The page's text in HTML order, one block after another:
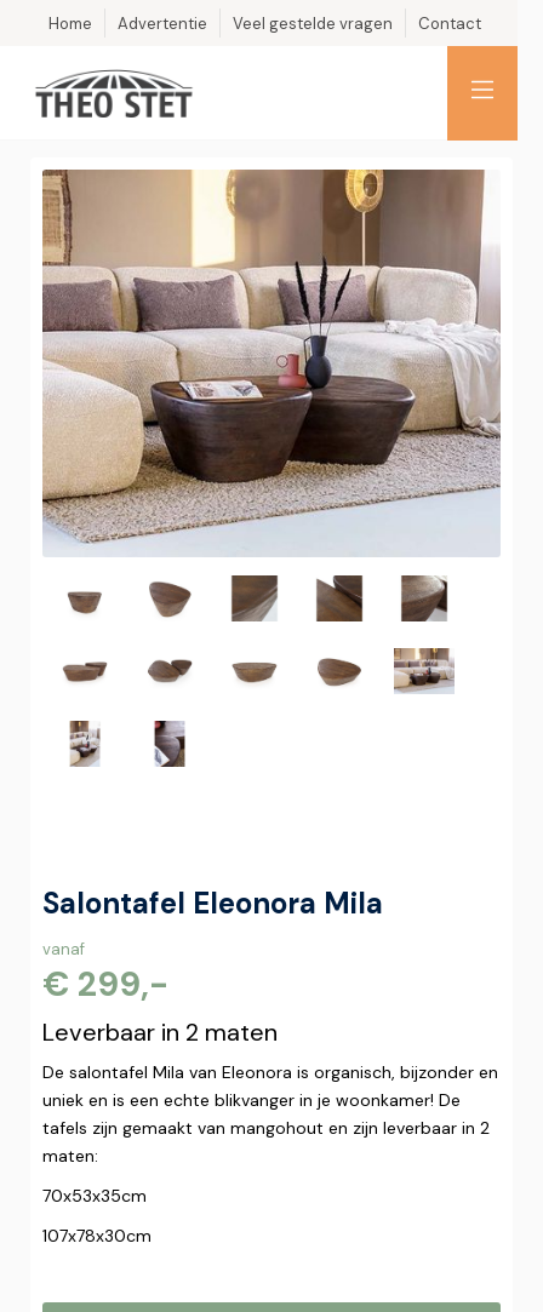
Home Advertentie Veel gestelde vragen Contact
Salontafel Eleonora Mila
vanaf
€ 299,-
Leverbaar in 2 maten
De salontafel Mila van Eleonora is organisch, bijzonder en
uniek en is een echte blikvanger in je woonkamer! De
tafels zijn gemaakt van mangohout en zijn leverbaar in 2
maten:
70x53x35cm
107x78x30cm